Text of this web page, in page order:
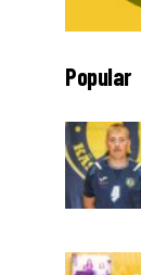
Popular